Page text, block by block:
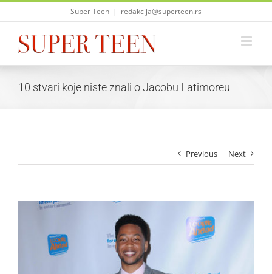
Skip
Super Teen | redakcija@superteen.rs
10 stvari koje niste znali o Jacobu Latimoreu
Previous Next